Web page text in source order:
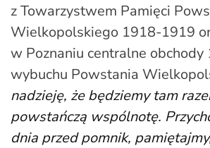
z Towarzystwem Pamięci
Wielkopolskiego 1918-1919
w Poznaniu centralne obchody
wybuchu Powstania
nadzieję, że będziemy tam
powstańczą wspólnotę.
dnia przed pomnik,